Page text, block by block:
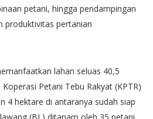
petani, hingga pendampingan
produktivitas pertanian
lahan seluas 40,5
Petani Tebu Rakyat (KPTR)
4 hektare di antaranya sudah siap